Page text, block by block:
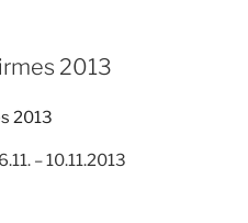
2013
– 10.11.2013